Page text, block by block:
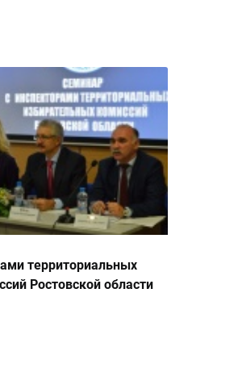
территориальных
Ростовской области